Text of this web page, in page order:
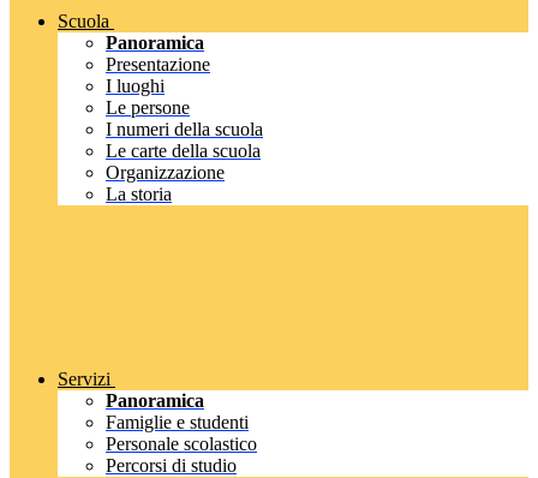
Scuola
Panoramica
Presentazione
I luoghi
Le persone
I numeri della scuola
Le carte della scuola
Organizzazione
La storia
Servizi
Panoramica
Famiglie e studenti
Personale scolastico
Percorsi di studio